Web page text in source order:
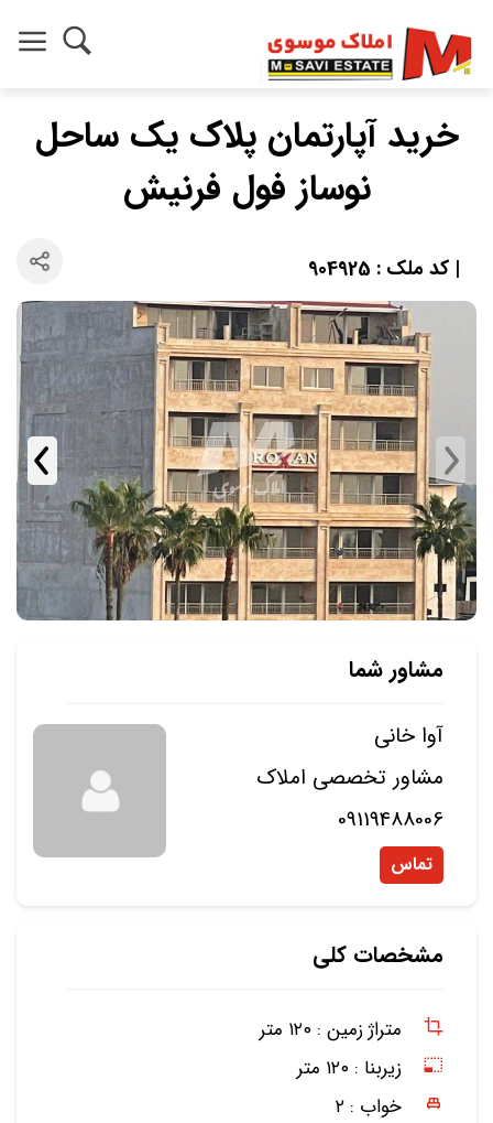
خرید آپارتمان پلاک یک ساحل
نوساز فول فرنیش
| کد ملک : 904925
مشاور شما
آوا خانی
مشاور تخصصی املاک
09119488006
تماس
مشخصات کلی
متراژ زمین : ۱۲۰ متر
زیربنا : ۱۲۰ متر
خواب : ۲